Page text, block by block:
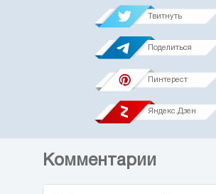
Твитнуть
Поделиться
Пинтерест
Яндекс.Дзен
Комментарии